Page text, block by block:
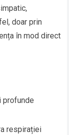
doar prin
în mod direct
profunde
respirației